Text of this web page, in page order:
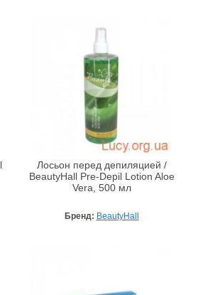
Лосьон перед депиляцией /
BeautyHall Pre-Depil Lotion Aloe
Vera, 500 мл
Бренд: BeautyHall